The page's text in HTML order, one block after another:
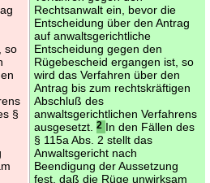
so
§
Rechtsanwalt ein, bevor die
Entscheidung über den Antrag
auf anwaltsgerichtliche
Entscheidung gegen den
Rügebescheid ergangen ist, so
wird das Verfahren über den
Antrag bis zum rechtskräftigen
Abschluß des
anwaltsgerichtlichen Verfahrens
ausgesetzt.
2 In den Fällen des
§ 115a Abs. 2 stellt das
Anwaltsgericht nach
Beendigung der Aussetzung
fest, daß die Rüge unwirksam